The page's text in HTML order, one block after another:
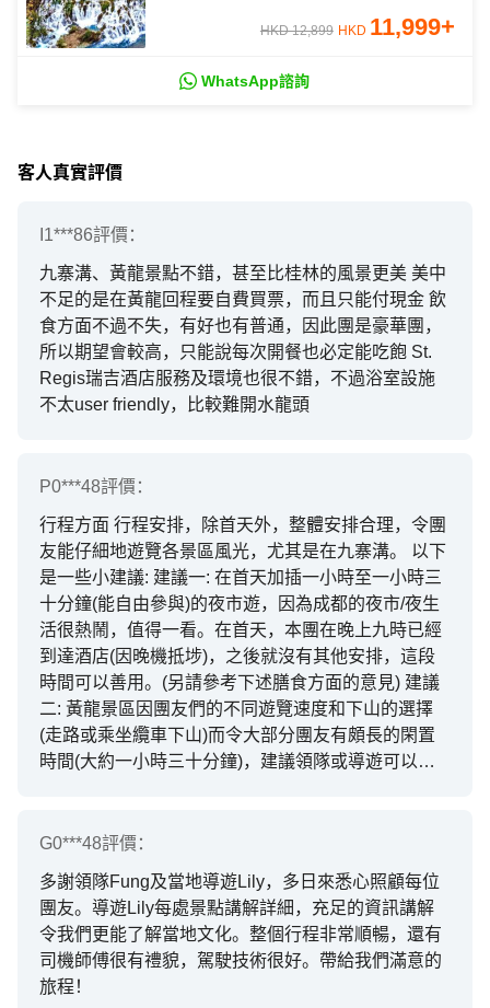
HKD 12,899 HKD 11,999+
WhatsApp諮詢
客人真實評價
I1***86評價：
九寨溝、黃龍景點不錯，甚至比桂林的風景更美 美中
不足的是在黃龍回程要自費買票，而且只能付現金 飲
食方面不過不失，有好也有普通，因此團是豪華團，
所以期望會較高，只能說每次開餐也必定能吃飽 St.
Regis瑞吉酒店服務及環境也很不錯，不過浴室設施
不太user friendly，比較難開水龍頭
P0***48評價：
行程方面 行程安排，除首天外，整體安排合理，令團
友能仔細地遊覽各景區風光，尤其是在九寨溝。 以下
是一些小建議: 建議一: 在首天加插一小時至一小時三
十分鐘(能自由參與)的夜市遊，因為成都的夜市/夜生
活很熱鬧，值得一看。在首天，本團在晚上九時已經
到達酒店(因晚機抵埗)，之後就沒有其他安排，這段
時間可以善用。(另請參考下述膳食方面的意見) 建議
二: 黃龍景區因團友們的不同遊覽速度和下山的選擇
(走路或乘坐纜車下山)而令大部分團友有頗長的閑置
時間(大約一小時三十分鐘)，建議領隊或導遊可以預
另外，本團因雨天這種不可抗力以致遊覽黃龍景區的
走路下山的團友步速極快)。建議可因時制宜地加插半
小時遊覽岷江源的項目(必經之路、免費入場、也是一
個合適的「廁所位」)，以免團友們過早回到酒店等待
晚餐。九寨天堂洲際大酒店是一間好酒店，但周邊可
供行逛或可使用的設施有限，所以令團友們又有一段
G0***48評價：
多謝領隊Fung及當地導遊Lily，多日來悉心照顧每位
團友。導遊Lily每處景點講解詳細，充足的資訊講解
令我們更能了解當地文化。整個行程非常順暢，還有
司機師傅很有禮貌，駕駛技術很好。帶給我們滿意的
旅程！